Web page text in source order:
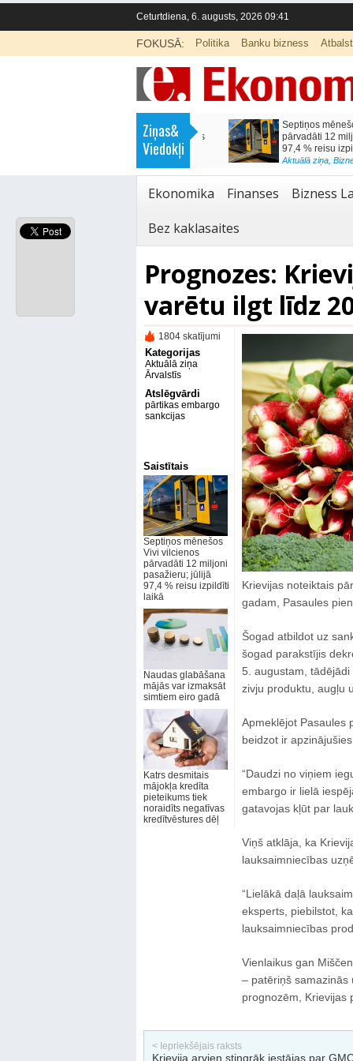
Ceturtdiena, 6. augusts, 2026 09:41
FOKUSĀ: Politika Banku bizness
Ziņas&
Viedokļi
Septiņos mēnešos Vivi vilcienos
pārvadāti 12 miljoni pasažieru; jūlijā
Tirdzniecība
Naudas glabāšana
simtiem eiro gadā
Aktuālā ziņa,Finanses
Ekonomika Finanses Bizness
Bez kaklasaites
Prognozes:
varētu ilgt līdz
1804 skatījumi
Kategorijas
Aktuālā ziņa
Ārvalstīs
Atslēgvārdi
pārtikas embargo
sankcijas
Saistītais
Septiņos mēnešos
Vivi vilcienos
pārvadāti 12 miljoni
pasažieru; jūlijā
97,4 % reisu izpildīti
laikā
Naudas glabāšana
mājās var izmaksāt
simtiem eiro gadā
Katrs desmitais
mājokļa kredīta
pieteikums tiek
noraidīts negatīvas
kredītvēstures dēļ
Krievijas noteiktais
gadam, Pasaules
Šogad atbildot uz
šogad parakstījis
5. augustam,
zivju produktu, augļu
Apmeklējot Pasaules
beidzot ir
“Daudzi no viņiem
embargo ir lielā
gatavojas kļūt par
Viņš atklāja, ka
lauksaimniecības
“Lielākā daļā
eksperts, piebilstot,
lauksaimniecības
Vienlaikus gan
– patēriņš samazinās
prognozēm, Krievijas
< Iepriekšējais raksts
Krievija arvien stingrāk iestājas par